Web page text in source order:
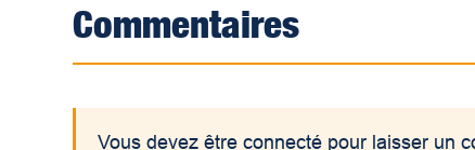
Commentaires
Vous devez être connecté pour laisser un